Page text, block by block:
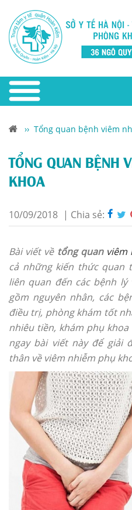
›› Tổng quan bệnh viêm
TỔNG QUAN BỆNH
KHOA
10/09/2018 | Chia sẻ:
Bài viết về tổng quan viêm
cả những kiến thức quan
liên quan đến các bệnh
gồm nguyên nhân, các
điều trị, phòng khám tốt
nhiêu tiền, khám phụ
ngay bài viết này để giải
thân về viêm nhiễm phụ